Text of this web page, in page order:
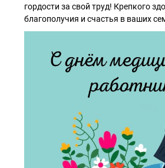
гордости за свой труд! Крепкого
благополучия и счастья в ваших